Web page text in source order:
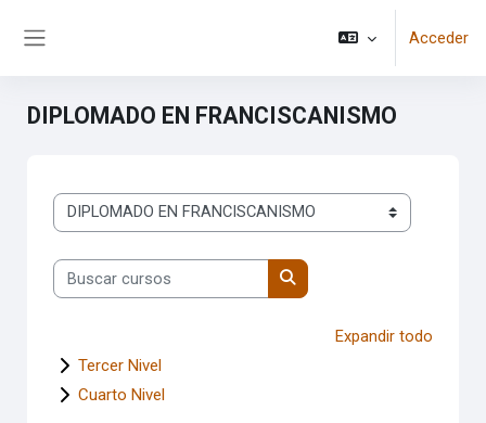
Acceder
DIPLOMADO EN FRANCISCANISMO
Categorías
Buscar cursos
Buscar cursos
Expandir todo
Tercer Nivel
Cuarto Nivel